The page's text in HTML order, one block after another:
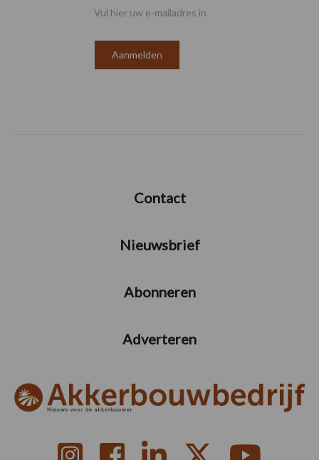
Vul hier uw e-mailadres in
Contact
Nieuwsbrief
Abonneren
Adverteren